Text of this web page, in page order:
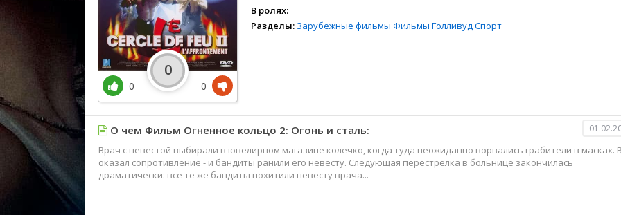
В ролях:
Разделы: Зарубежные фильмы Фильмы ГолливудСпорт
0
0
0
О чем Фильм Огненное кольцо 2: Огонь и сталь:
Врач с невестой выбирали в ювелирном магазине колечко, когда туда неожиданно ворвались грабители в масках.
оказал сопротивление - и бандиты ранили его невесту. Следующая перестрелка в больнице закончилась
драматически: все те же бандиты похитили невесту врача...